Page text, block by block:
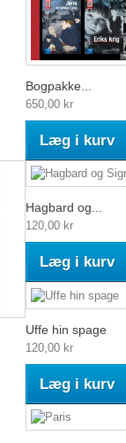
Bogpakke...
650,00 kr
Læg i kurv
Hagbard og...
120,00 kr
Læg i kurv
Uffe hin spage
120,00 kr
Læg i kurv